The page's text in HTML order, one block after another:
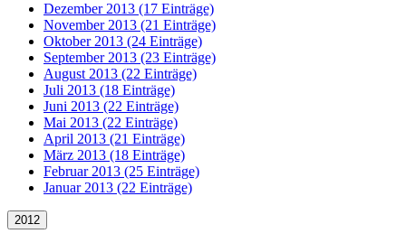
Dezember 2013 (17 Einträge)
November 2013 (21 Einträge)
Oktober 2013 (24 Einträge)
September 2013 (23 Einträge)
August 2013 (22 Einträge)
Juli 2013 (18 Einträge)
Juni 2013 (22 Einträge)
Mai 2013 (22 Einträge)
April 2013 (21 Einträge)
März 2013 (18 Einträge)
Februar 2013 (25 Einträge)
Januar 2013 (22 Einträge)
2012